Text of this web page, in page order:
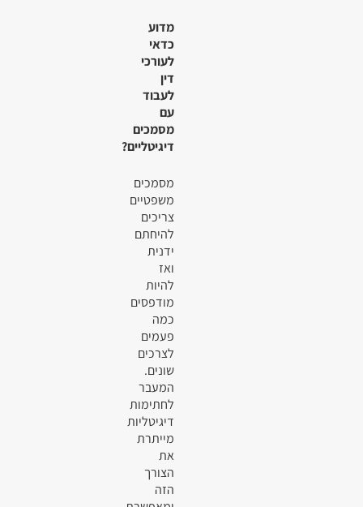
מדוע
כדאי
לעורכי
דין
לעבוד
עם
מסמכים
דיגיטליים?
מסמכים
משפטיים
צריכים
להיחתם
ידנית
ואז
להיות
מודפסים
כמה
פעמים
לצרכים
שונים.
המעבר
לחתימות
דיגיטליות
מייתרת
את
הצורך
הזה